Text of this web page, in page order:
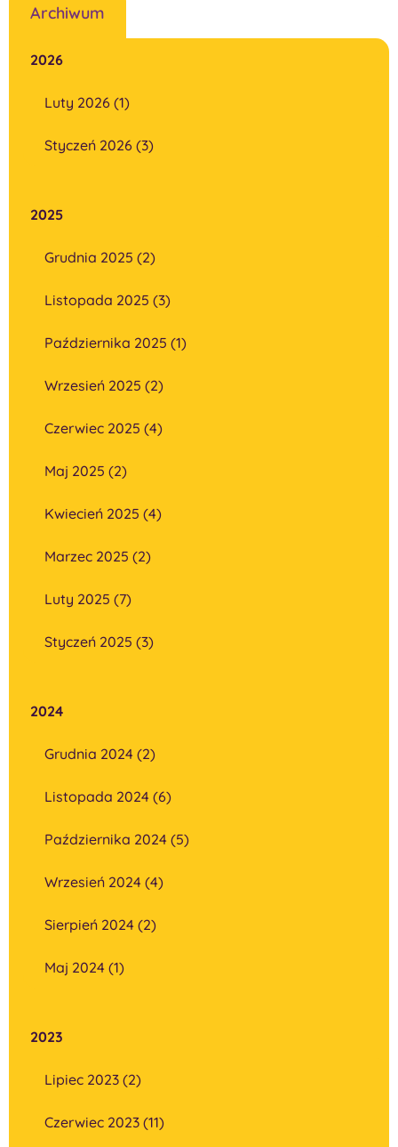
Archiwum
2026
Luty 2026 (1)
Styczeń 2026 (3)
2025
Grudnia 2025 (2)
Listopada 2025 (3)
Października 2025 (1)
Wrzesień 2025 (2)
Czerwiec 2025 (4)
Maj 2025 (2)
Kwiecień 2025 (4)
Marzec 2025 (2)
Luty 2025 (7)
Styczeń 2025 (3)
2024
Grudnia 2024 (2)
Listopada 2024 (6)
Października 2024 (5)
Wrzesień 2024 (4)
Sierpień 2024 (2)
Maj 2024 (1)
2023
Lipiec 2023 (2)
Czerwiec 2023 (11)